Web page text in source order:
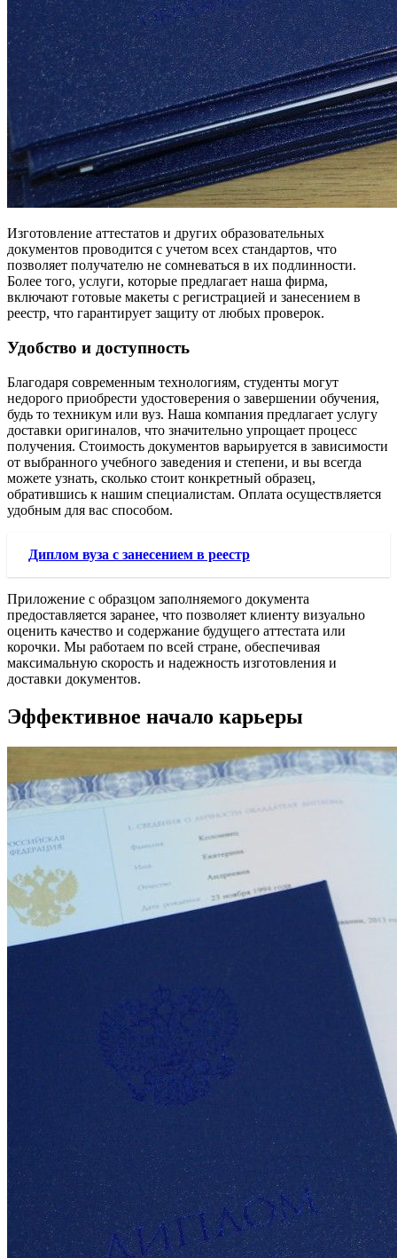
Изготовление аттестатов и других образовательных
документов проводится с учетом всех стандартов, что
позволяет получателю не сомневаться в их подлинности.
Более того, услуги, которые предлагает наша фирма,
включают готовые макеты с регистрацией и занесением в
реестр, что гарантирует защиту от любых проверок.
Удобство и доступность
Благодаря современным технологиям, студенты могут
недорого приобрести удостоверения о завершении обучения,
будь то техникум или вуз. Наша компания предлагает услугу
доставки оригиналов, что значительно упрощает процесс
получения. Стоимость документов варьируется в зависимости
от выбранного учебного заведения и степени, и вы всегда
можете узнать, сколько стоит конкретный образец,
обратившись к нашим специалистам. Оплата осуществляется
удобным для вас способом.
Диплом вуза с занесением в реестр
Приложение с образцом заполняемого документа
предоставляется заранее, что позволяет клиенту визуально
оценить качество и содержание будущего аттестата или
корочки. Мы работаем по всей стране, обеспечивая
максимальную скорость и надежность изготовления и
доставки документов.
Эффективное начало карьеры